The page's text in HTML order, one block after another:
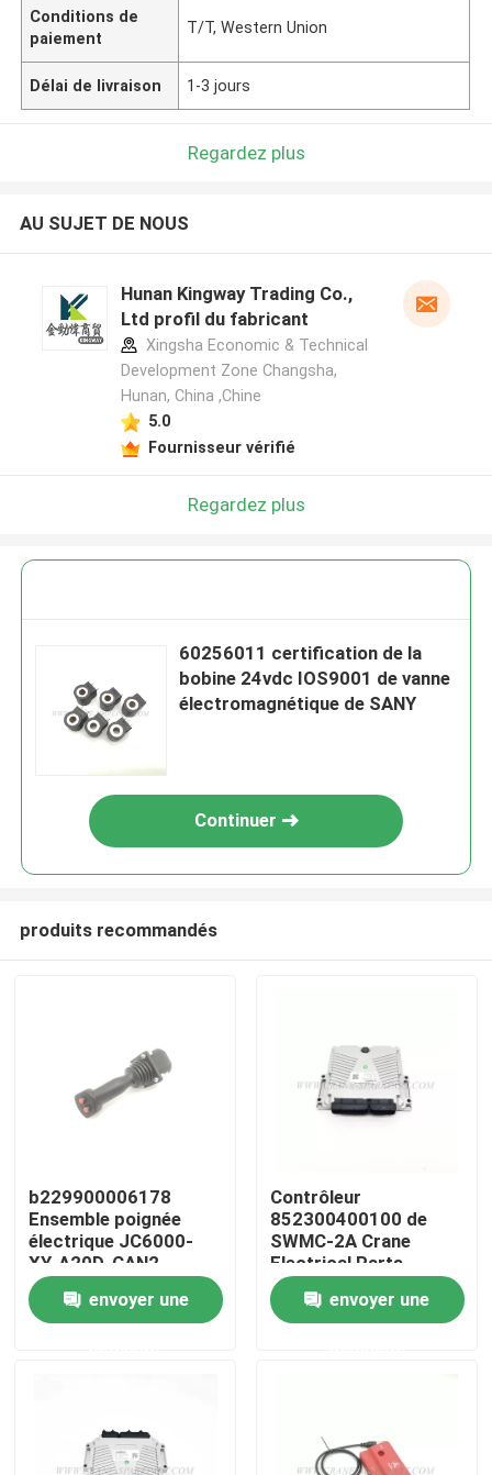
Aperçu
Produits
Conditions de
paiement
T/T, Western Union
Délai de livraison 1-3 jours
Regardez plus
AU SUJET DE NOUS
Hunan Kingway Trading Co.,
Ltd profil du fabricant
Xingsha Economic & Technical
Development Zone Changsha,
Hunan, China ,Chine
5.0
Fournisseur vérifié
Regardez plus
60256011 certification de la
bobine 24vdc IOS9001 de vanne
électromagnétique de SANY
Continuer
produits recommandés
b229900006178
Ensemble poignée
électrique JC6000-
XY-A20D-CAN2
envoyer une
Contrôleur
852300400100 de
SWMC-2A Crane
Electrical Parts
Sunward Rig
envoyer une